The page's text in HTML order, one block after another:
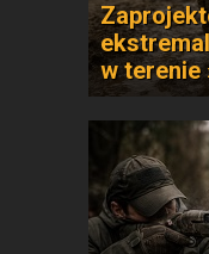
w terenie